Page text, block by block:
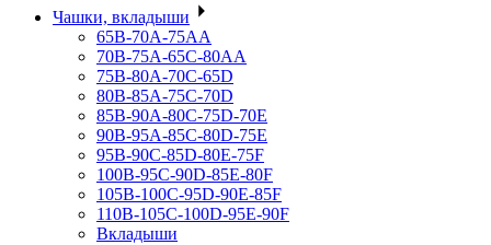
Чашки, вкладыши
65B-70A-75АА
70В-75А-65С-80АА
75В-80А-70С-65D
80В-85А-75С-70D
85В-90А-80С-75D-70E
90B-95A-85C-80D-75E
95B-90C-85D-80E-75F
100B-95C-90D-85E-80F
105B-100C-95D-90E-85F
110B-105C-100D-95E-90F
Вкладыши